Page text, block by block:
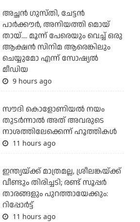
അച്ഛന്‍ ഗുസ്തി, ചേട്ടന്‍
പാര്‍ക്കൗര്‍, അനിയത്തി മൊയ്
തായ്.... മൂന്ന് പേരെയും വെച്ച് ഒരു
ആക്ഷന്‍ സിനിമ ആരെങ്കിലും
ചെയ്യുമോ എന്ന് സോഷ്യല്‍
മീഡിയ
9 hours ago
സൗദി കൊളോണിയല്‍ നയം
തുടര്‍ന്നാല്‍ അത് അവരുടെ
നാശത്തിലേക്കെന്ന് ഹൂത്തികള്‍
11 hours ago
ഇന്ത്യയ്ക്ക് മാത്രമല്ല, ശ്രീലങ്കയ്ക്ക്
വീണ്ടും തിരിച്ചടി; രണ്ട് സൂപ്പര്‍
താരങ്ങളും പുറത്തായേക്കും:
റിപ്പോര്‍ട്ട്
11 hours ago